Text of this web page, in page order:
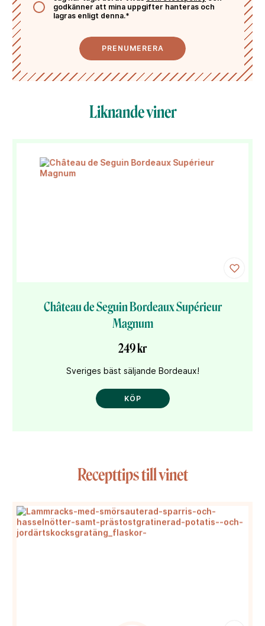
godkänner att mina uppgifter hanteras och
lagras enligt denna.*
PRENUMERERA
Liknande viner
Château de Seguin Bordeaux Supérieur
Magnum
249 kr
Sveriges bäst säljande Bordeaux!
KÖP
Recepttips till vinet